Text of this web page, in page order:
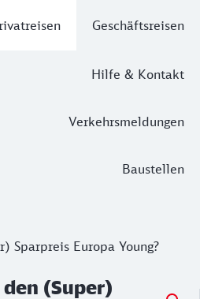
Geschäftsreisen
Hilfe & Kontakt
Verkehrsmeldungen
Baustellen
Sparpreis Europa Young?
(Super)